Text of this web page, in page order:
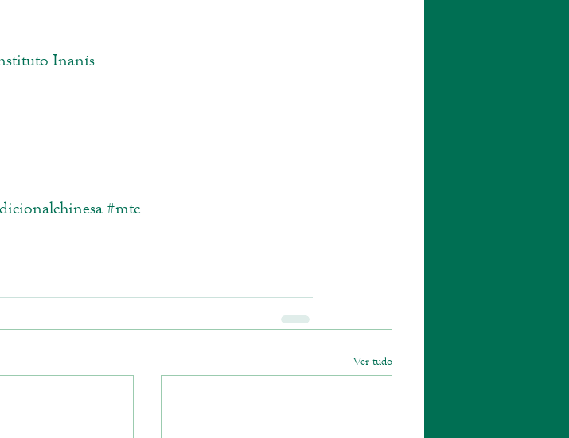
Inanís
#mtc
Ver tudo